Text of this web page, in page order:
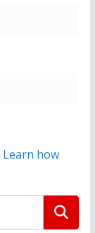
Learn how